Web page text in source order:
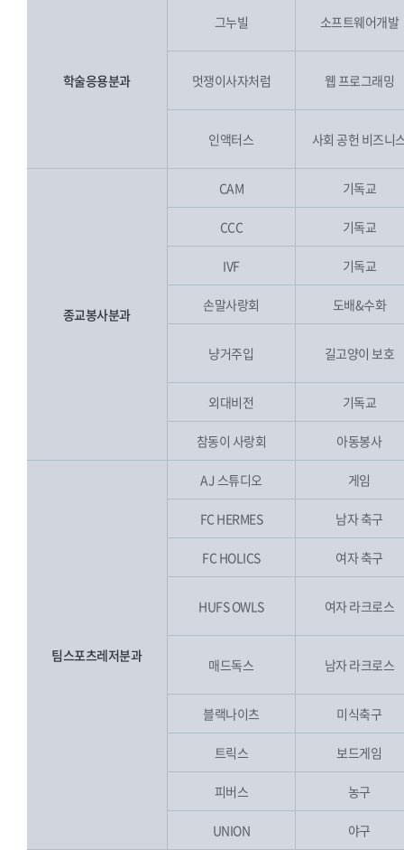
학술응용분과
그누빌 소프트웨어개발
멋쟁이사자처럼 웹 프로그래밍
인액터스 사회 공헌 비즈니
종교봉사분과
CAM 기독교
CCC 기독교
IVF 기독교
손말사랑회 도배&수화
냥거주입 길고양이 보호
외대비전 기독교
참동이 사랑회 아동봉사
팀스포츠레저분과
AJ 스튜디오 게임
FC HERMES 남자 축구
FC HOLICS 여자 축구
HUFS OWLS 여자 라크로스
매드독스 남자 라크로스
블랙나이츠 미식축구
트릭스 보드게임
피버스 농구
UNION 야구